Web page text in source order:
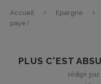
Accueil Epargne
paye !
PLUS C'EST
rédigé par